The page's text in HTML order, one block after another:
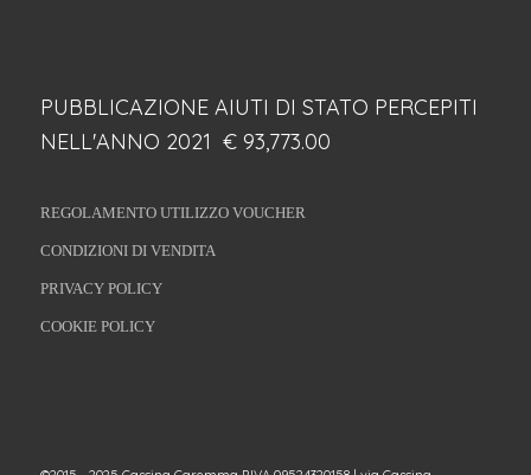
PUBBLICAZIONE AIUTI DI STATO PERCEPITI
NELL'ANNO 2021 € 93,773.00
REGOLAMENTO UTILIZZO VOUCHER
CONDIZIONI DI VENDITA
PRIVACY POLICY
COOKIE POLICY